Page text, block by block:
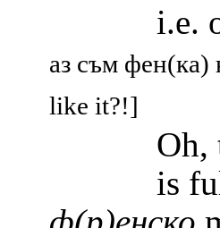
i.e.
аз съм фен(ка)
like it?!]
Oh,
is full